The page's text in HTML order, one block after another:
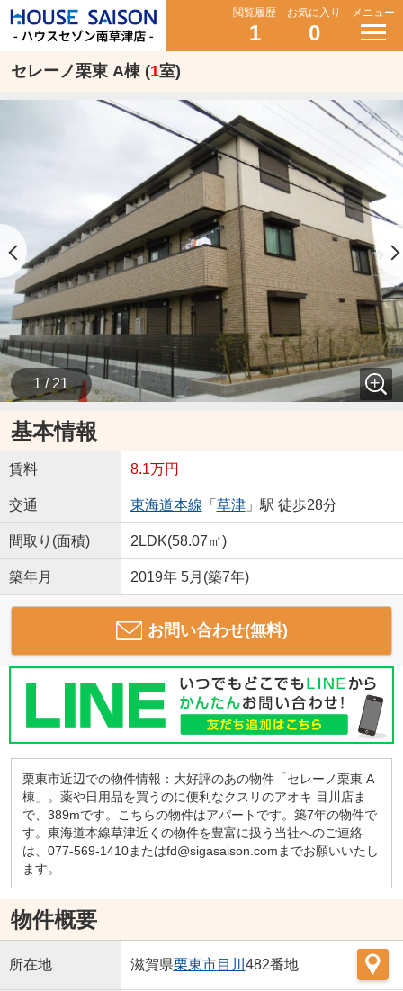
閲覧履歴
1
お気に入り
0
メニュー
セレーノ栗東 A棟 (1室)
1 / 21
基本情報
賃料 8.1万円
交通 東海道本線 「 草津」駅 徒歩28分
間取り(面積) 2LDK(58.07㎡)
築年月 2019年 5月(築7年)
お問い合わせ(無料)
栗東市近辺での物件情報：大好評のあの物件「セレーノ栗東 A
棟」。薬や日用品を買うのに便利なクスリのアオキ 目川店ま
で、389mです。こちらの物件はアパートです。築7年の物件で
す。東海道本線草津近くの物件を豊富に扱う当社へのご連絡
は、077-569-1410またはfd@sigasaison.comまでお願いいたし
ます。
物件概要
所在地 滋賀県栗東市目川 482番地